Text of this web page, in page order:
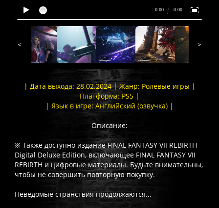
< >
| Дата выхода: 28.02.2024 | Жанр: Ролевые игры |
Платформа: PS5 |
| Язык в игре: Английский (озвучка) |
Описание:
※ Также доступно издание FINAL FANTASY VII REBIRTH
Digital Deluxe Edition, включающее FINAL FANTASY VII
REBIRTH и цифровые материалы. Будьте внимательны,
чтобы не совершить повторную покупку.
Неведомые странствия продолжаются...